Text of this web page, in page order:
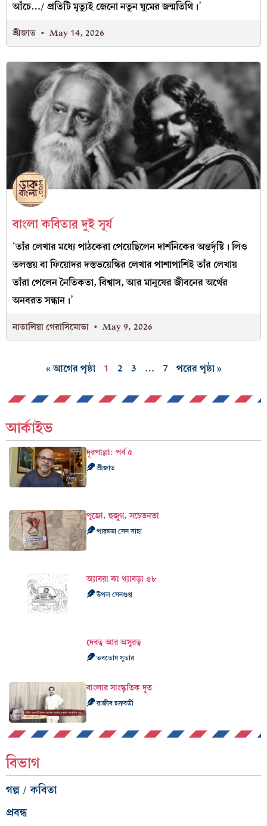
আঁচে…/ প্রতিটি মৃত্যুই জেনো নতুন ঘুমের জন্মতিথি।’
শ্রীজাত May 14, 2026
বাংলা কবিতার দুই সূর্য
‘তাঁর লেখার মধ্যে পাঠকেরা পেয়েছিলেন দার্শনিকের অন্তর্দৃষ্টি। লিও
তলস্তয় বা ফিয়োদর দস্তভয়েস্কির লেখার পাশাপাশিই তাঁর লেখায়
তাঁরা পেলেন নৈতিকতা, বিশ্বাস, আর মানুষের জীবনের অর্থের
অনবরত সন্ধান।’
নাতালিয়া গেরাসিমোভা May 9, 2026
« আগের পৃষ্ঠা 1 2 3 … 7 পরের পৃষ্ঠা »
আর্কাইভ
দূরপাল্লা: পর্ব ৫
শ্রীজাত
পুজো, হুজুগ, সচেতনতা
পারঙ্গমা সেন সাহা
অ্যাবব়া কা থ্যাবড়া ৫৮
উপল সেনগুপ্ত
দেবত্ব আর অসুরত্ব
ভবতোষ সুতার
বাংলার সাংস্কৃতিক দূত
রাজীব চক্রবর্তী
বিভাগ
গল্প / কবিতা
প্রবন্ধ